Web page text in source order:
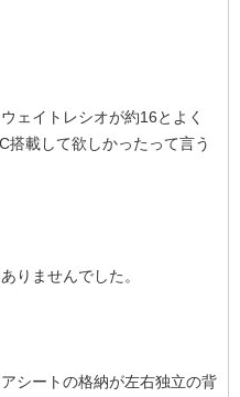
ェイトレシオが約16とよく
搭載して欲しかったって言う
りませんでした。
シートの格納が左右独立の背